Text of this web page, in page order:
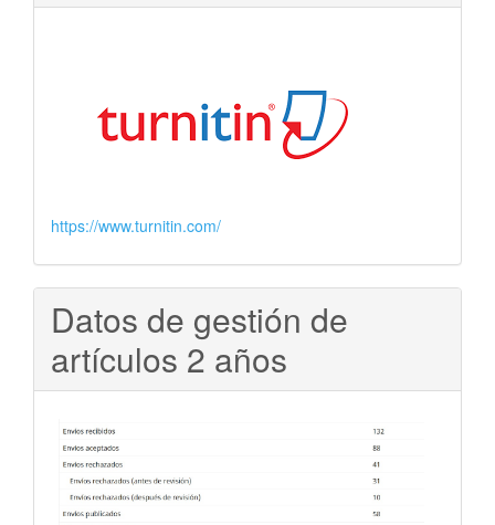
https://www.turnitin.com/
Datos de gestión de
artículos 2 años